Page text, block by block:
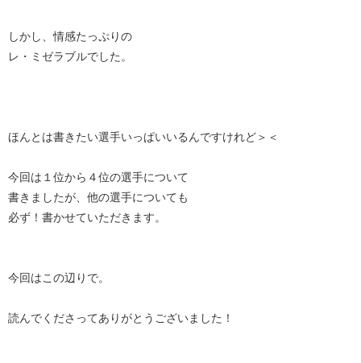
しかし、情感たっぷりの
レ・ミゼラブルでした。
ほんとは書きたい選手いっぱいいるんですけれど＞＜
今回は１位から４位の選手について
書きましたが、他の選手についても
必ず！書かせていただきます。
今回はこの辺りで。
読んでくださってありがとうございました！